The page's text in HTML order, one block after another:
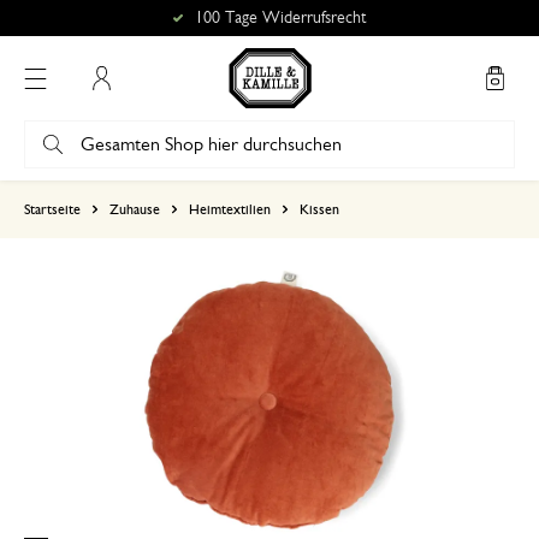
100 Tage Widerrufsrecht
Startseite Zuhause Heimtextilien Kissen